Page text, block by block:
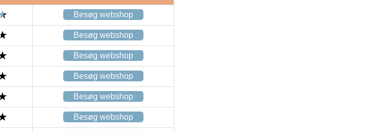
Besøg webshop
Besøg webshop
Besøg webshop
Besøg webshop
Besøg webshop
Besøg webshop